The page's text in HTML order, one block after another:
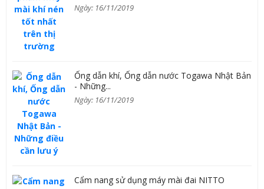
Ngày: 16/11/2019
Ống dẫn khí, Ống dẫn nước Togawa Nhật Bản
- Những...
Ngày: 16/11/2019
Cẩm nang sử dụng máy mài đai NITTO